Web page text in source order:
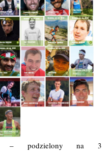
– podzielony na 3